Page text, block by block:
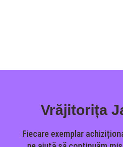
Vrăjitorița
Fiecare exemplar